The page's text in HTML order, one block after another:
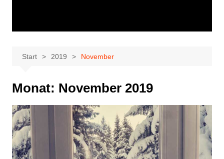
Start 2019 November
Monat: November 2019